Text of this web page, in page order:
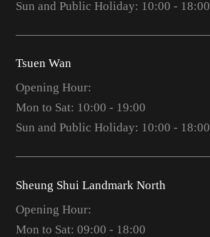
Sun and Public Holiday: 10:00 - 18:00
Tsuen Wan
Opening Hour:
Mon to Sat: 10:00 - 19:00
Sun and Public Holiday: 10:00 - 18:00
Sheung Shui Landmark North
Opening Hour:
Mon to Sat: 09:00 - 18:00